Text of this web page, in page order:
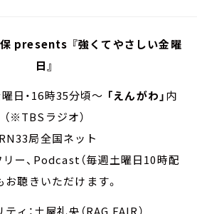
presents 『強くてやさしい金曜
日』
曜日・16時35分頃～ 「えんがわ」内
（※TBSラジオ）
局全国ネット
ー、Podcast（毎週土曜日10時配
お聴きいただけます。
ティ ：土屋礼央（RAG FAIR）